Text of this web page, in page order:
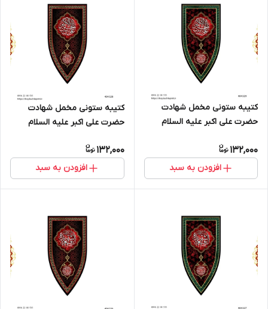
کتیبه ستونی مخمل شهادت
حضرت علی اکبر علیه السلام
132,000
افزودن به سبد
کتیبه ستونی مخمل شهادت
حضرت علی اکبر علیه السلام
132,000
افزودن به سبد